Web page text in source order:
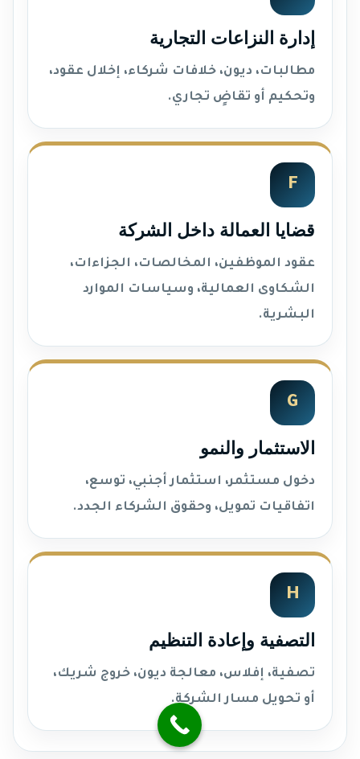
إدارة النزاعات التجارية
مطالبات، ديون، خلافات شركاء، إخلال عقود،
وتحكيم أو تقاضٍ تجاري.
F
قضايا العمالة داخل الشركة
عقود الموظفين، المخالصات، الجزاءات،
الشكاوى العمالية، وسياسات الموارد
البشرية.
G
الاستثمار والنمو
دخول مستثمر، استثمار أجنبي، توسع،
اتفاقيات تمويل، وحقوق الشركاء الجدد.
H
التصفية وإعادة التنظيم
تصفية، إفلاس، معالجة ديون، خروج شريك،
أو تحويل مسار الشركة.